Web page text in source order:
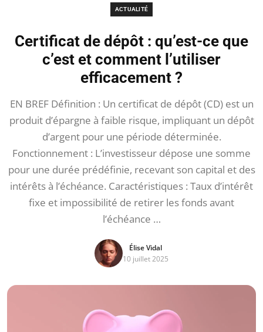
ACTUALITÉ
Certificat de dépôt : qu’est-ce que
c’est et comment l’utiliser
efficacement ?
EN BREF Définition : Un certificat de dépôt (CD) est un
produit d’épargne à faible risque, impliquant un dépôt
d’argent pour une période déterminée.
Fonctionnement : L’investisseur dépose une somme
pour une durée prédéfinie, recevant son capital et des
intérêts à l’échéance. Caractéristiques : Taux d’intérêt
fixe et impossibilité de retirer les fonds avant
l’échéance …
Élise Vidal
10 juillet 2025